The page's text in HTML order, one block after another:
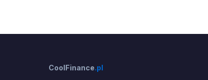
CoolFinance.pl